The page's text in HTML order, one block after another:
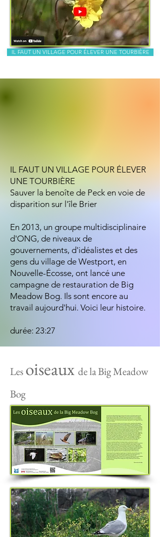
IL FAUT UN VILLAGE POUR ÉLEVER UNE TOURBIÈRE
IL FAUT UN VILLAGE POUR ÉLEVER
UNE TOURBIÈRE
Sauver la benoîte de Peck en voie de
disparition sur l'île Brier
En 2013, un groupe multidisciplinaire
d'ONG, de niveaux de
gouvernements, d'idéalistes et des
gens du village de Westport, en
Nouvelle-Écosse, ont lancé une
campagne de restauration de Big
Meadow Bog. Ils sont encore au
travail aujourd'hui. Voici leur histoire.
durée: 23:27
Les oiseaux de la Big Meadow
Bog